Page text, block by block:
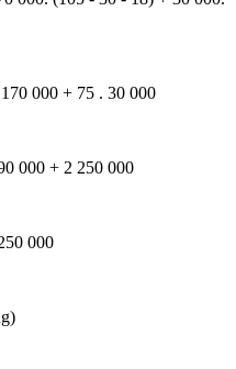
+ 75 . 30 000
+ 2 250 000
000